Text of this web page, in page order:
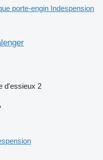
porte-engin Indespension
d'essieux 2